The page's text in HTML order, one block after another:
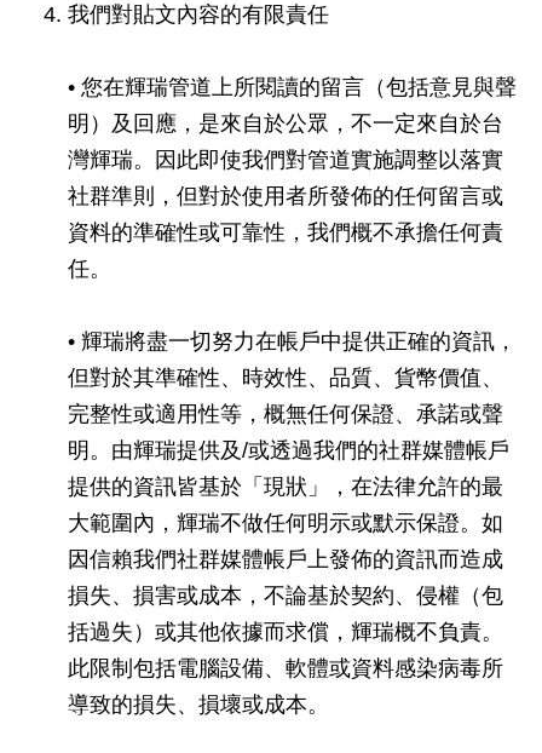
我們對貼文內容的有限責任
• 您在輝瑞管道上所閱讀的留言（包括意見與聲
明）及回應，是來自於公眾，不一定來自於台
灣輝瑞。因此即使我們對管道實施調整以落實
社群準則，但對於使用者所發佈的任何留言或
資料的準確性或可靠性，我們概不承擔任何責
任。
• 輝瑞將盡一切努力在帳戶中提供正確的資訊，
但對於其準確性、時效性、品質、貨幣價值、
完整性或適用性等，概無任何保證、承諾或聲
明。由輝瑞提供及/或透過我們的社群媒體帳戶
提供的資訊皆基於「現狀」，在法律允許的最
大範圍內，輝瑞不做任何明示或默示保證。如
因信賴我們社群媒體帳戶上發佈的資訊而造成
損失、損害或成本，不論基於契約、侵權（包
括過失）或其他依據而求償，輝瑞概不負責。
此限制包括電腦設備、軟體或資料感染病毒所
導致的損失、損壞或成本。